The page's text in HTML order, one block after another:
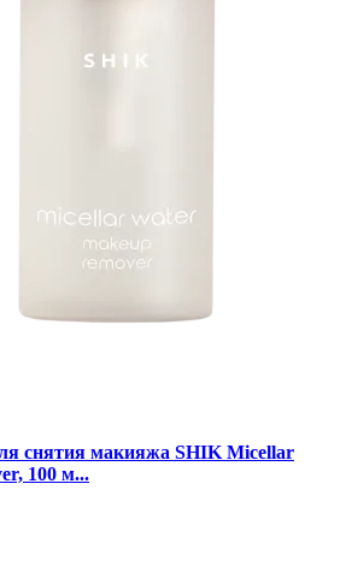
снятия макияжа SHIK Micellar
100 м...